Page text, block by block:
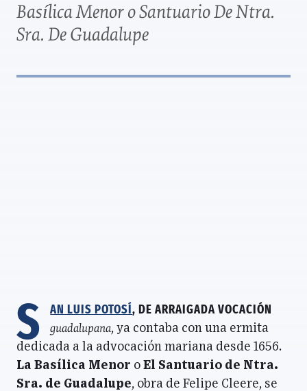
Basílica Menor o Santuario De Ntra.
Sra. De Guadalupe
S an Luis Potosí, de arraigada vocación
guadalupana, ya contaba con una ermita
dedicada a la advocación mariana desde 1656.
La Basílica Menor o El Santuario de Ntra.
Sra. de Guadalupe, obra de Felipe Cleere, se